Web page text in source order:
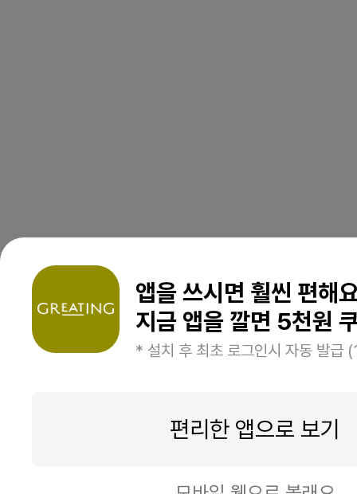
앱을 쓰시면 훨씬 편해
지금 앱을 깔면 5천원
* 설치 후 최초 로그인시 자동 발급
편리한 앱으로 보기